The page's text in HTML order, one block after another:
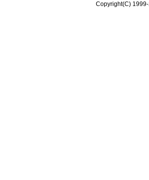
Copyright(C)